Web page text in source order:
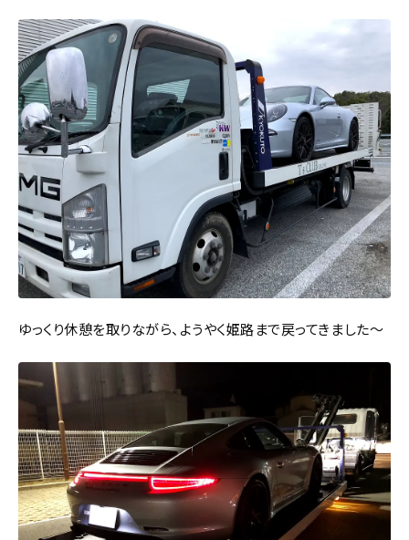
ゆっくり休憩を取りながら、ようやく姫路まで戻ってきました～